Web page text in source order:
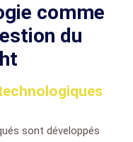
comme
du
sont développés